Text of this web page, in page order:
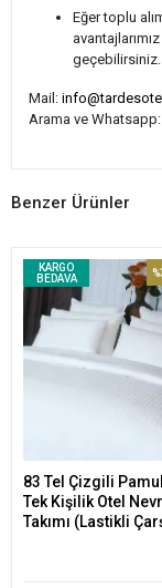
Eğer toplu
geçebilirsiniz.
Mail:
Arama ve Whatsapp:
Benzer Ürünler
KARGO
BEDAVA
Sepete
83 Tel Çizgili
Tek Kişilik Otel
Takımı (Lastikli